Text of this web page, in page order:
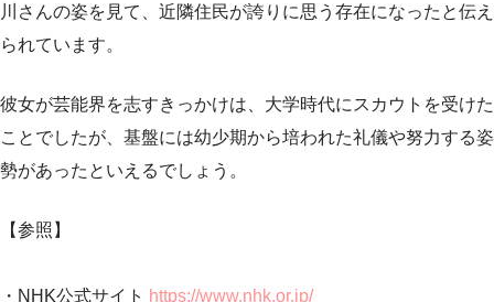
川さんの姿を見て、近隣住民が誇りに思う存在になったと伝え
られています。
彼女が芸能界を志すきっかけは、大学時代にスカウトを受けた
ことでしたが、基盤には幼少期から培われた礼儀や努力する姿
勢があったといえるでしょう。
【参照】
・NHK公式サイト https://www.nhk.or.jp/